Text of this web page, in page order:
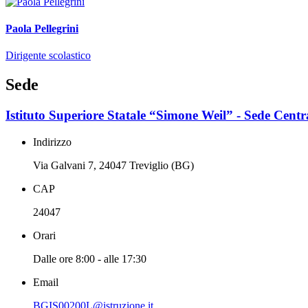
Paola Pellegrini
Dirigente scolastico
Sede
Istituto Superiore Statale “Simone Weil” - Sede
Indirizzo
Via Galvani 7, 24047 Treviglio (BG)
CAP
24047
Orari
Dalle ore 8:00 - alle 17:30
Email
BGIS00200L@istruzione.it